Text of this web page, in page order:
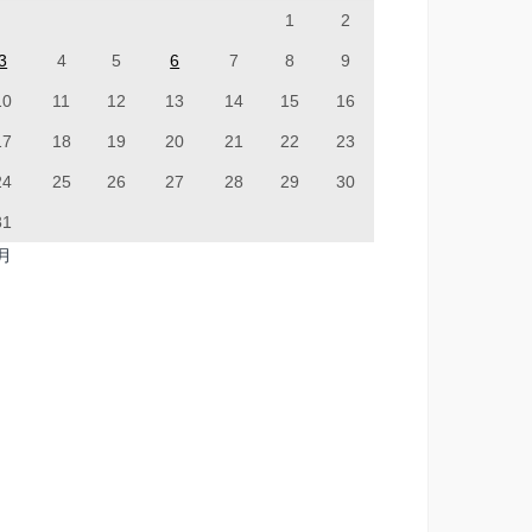
1 2
4 5 6 7 8 9
11 12 13 14 15 16
18 19 20 21 22 23
25 26 27 28 29 30